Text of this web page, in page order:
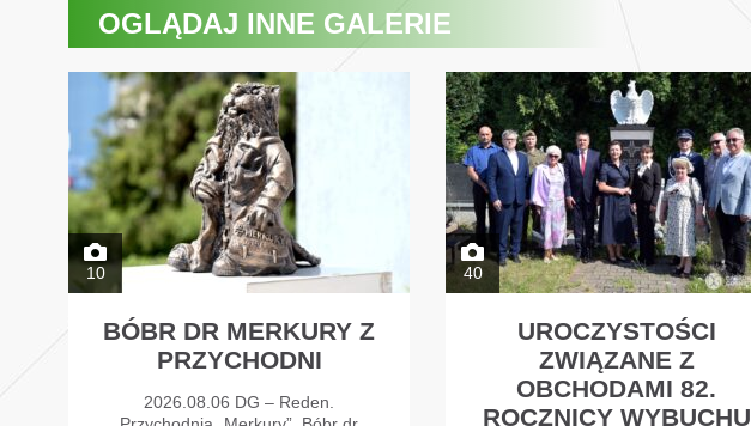
OGLĄDAJ INNE GALERIE
10
BÓBR DR MERKURY Z
PRZYCHODNI
2026.08.06 DG – Reden.
40
UROCZYSTOŚCI
ZWIĄZANE Z
OBCHODAMI 82.
ROCZNICY WYBUCHU